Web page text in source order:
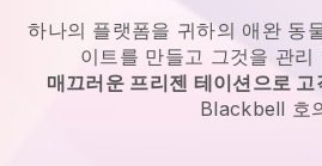
하나의 플랫폼을 귀하의 애완 동
이트를 만들고 그것을 관리
매끄러운 프리젠 테이션으로
Blackbell 호